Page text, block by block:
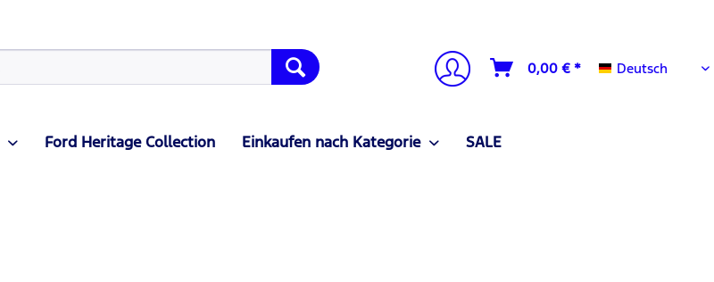
0,00 € * Deutsch
Deutsch
Ford Heritage Collection Einkaufen nach Kategorie SALE